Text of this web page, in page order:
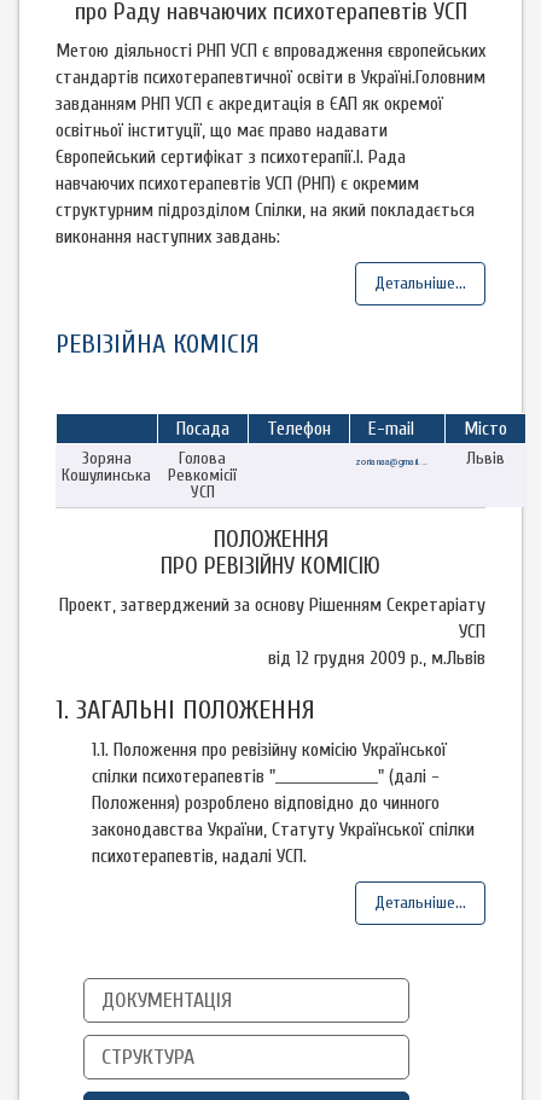
про Раду навчаючих психотерапевтів УСП
Метою діяльності РНП УСП є впровадження європейських
стандартів психотерапевтичної освіти в Україні.Головним
завданням РНП УСП є акредитація в ЄАП як окремої
освітньої інституції, що має право надавати
Європейський сертифікат з психотерапії.І. Рада
навчаючих психотерапевтів УСП (РНП) є окремим
структурним підрозділом Спілки, на який покладається
виконання наступних завдань:
Детальніше...
РЕВІЗІЙНА КОМІСІЯ
Посада Телефон E-mail Місто
Зоряна
Кошулинська
Голова
Ревкомісії
УСП
zorianaa@gmail.com Львів
ПОЛОЖЕННЯ
ПРО РЕВІЗІЙНУ КОМІСІЮ
Проект, затверджений за основу Рішенням Секретаріату
УСП
від 12 грудня 2009 р., м.Львів
1. ЗАГАЛЬНІ ПОЛОЖЕННЯ
1.1. Положення про ревізійну комісію Української
спілки психотерапевтів "_________________" (далі -
Положення) розроблено відповідно до чинного
законодавства України, Статуту Української спілки
психотерапевтів, надалі УСП.
Детальніше...
ДОКУМЕНТАЦІЯ
СТРУКТУРА